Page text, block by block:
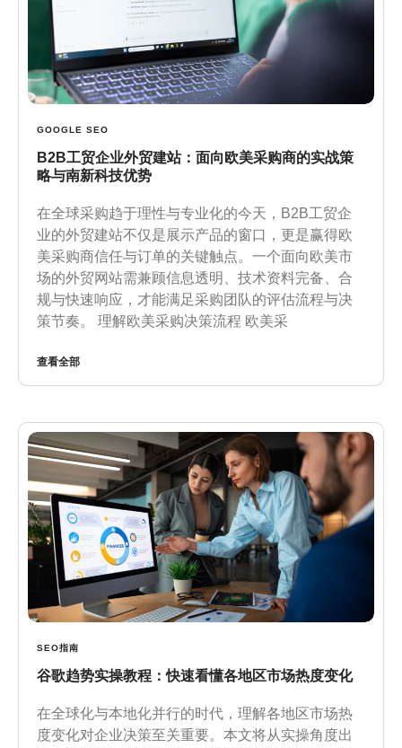
GOOGLE SEO
B2B工贸企业外贸建站：面向欧美采购商的实战策
略与南新科技优势
在全球采购趋于理性与专业化的今天，B2B工贸企
业的外贸建站不仅是展示产品的窗口，更是赢得欧
美采购商信任与订单的关键触点。一个面向欧美市
场的外贸网站需兼顾信息透明、技术资料完备、合
规与快速响应，才能满足采购团队的评估流程与决
策节奏。 理解欧美采购决策流程 欧美采
查看全部
SEO指南
谷歌趋势实操教程：快速看懂各地区市场热度变化
在全球化与本地化并行的时代，理解各地区市场热
度变化对企业决策至关重要。本文将从实操角度出